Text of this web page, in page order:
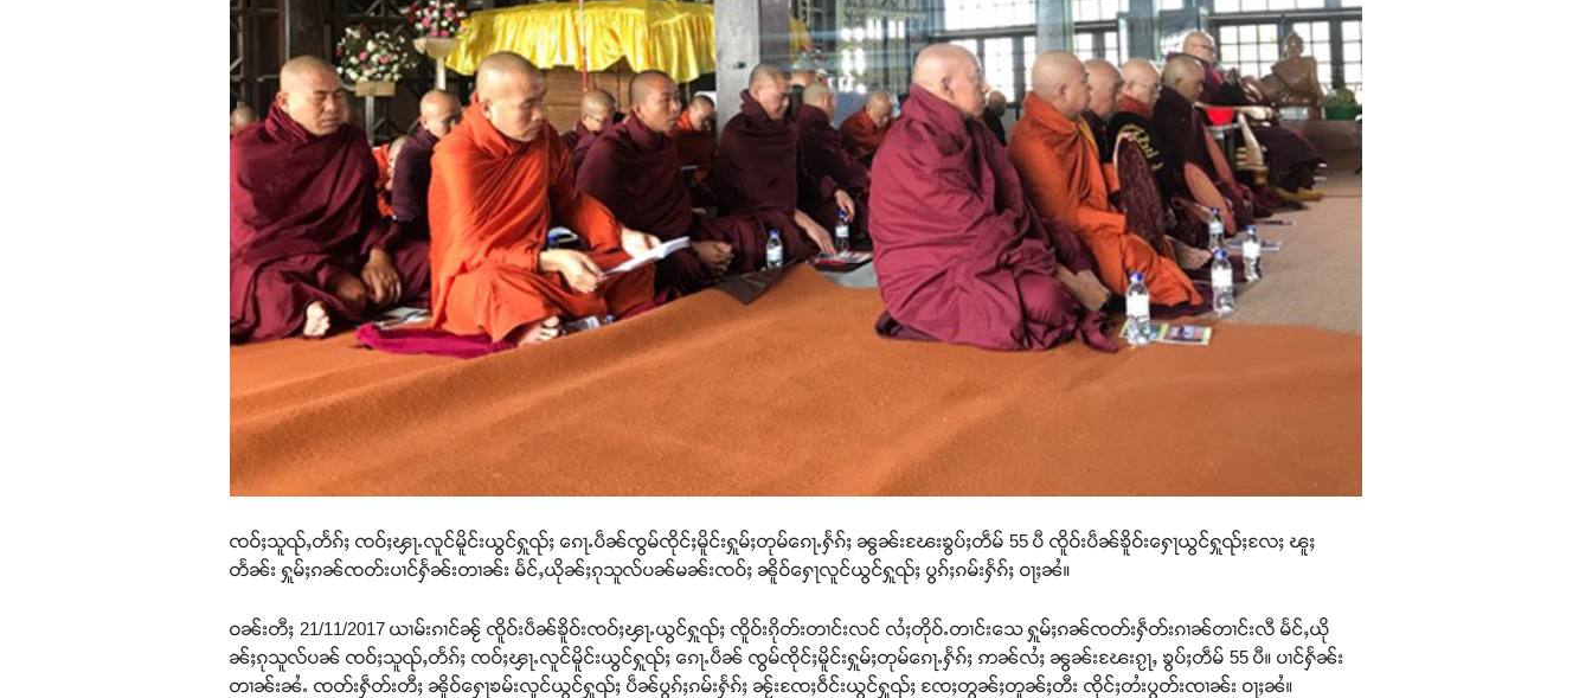
ၸဝ်ႈသူၺ်ႇတႅၵ်ႈ ၸဝ်ႈၾႃႉလူင်မိူင်းယွင်ႁူၺ်ႈ ၵေႃႉပဵၼ်ၸွမ်ၸိုင်ႈမိူင်းႁူမ်ႈတုမ်ၵေႃႉႁႅၵ်ႈ ၼွၼ်းၽႄးၶွပ်ႈတဵမ် 55 ပီ ၸိူဝ်းပဵၼ်ၶိူဝ်းႁေႃယွင်ႁူၺ်ႈလႄႈ ၽူႈ
တႅၼ်း ႁူမ်ႈၵၼ်ၸတ်းပၢင်ႁႅၼ်းတၢၼ်း မႅင်ႇယိုၼ်ႈၵုသူလ်ပၼ်မၼ်းၸဝ်ႈ ၼိူဝ်ႁေႃလူင်ယွင်ႁူၺ်ႈ ပွၵ်ႈၵမ်းႁႅၵ်ႈ ဝႃႈၼႆ။
ဝၼ်းတီႈ 21/11/2017 ယၢမ်းၵၢင်ၼႂ် ၸိူဝ်းပဵၼ်ၶိူဝ်းၸဝ်ႈၾႃႉယွင်ႁူၺ်ႈ ၸိူဝ်းၵိုတ်းတၢင်းလင် လႆႈတိုဝ်ႉတၢင်းသေ ႁူမ်ႈၵၼ်ၸတ်းႁဵတ်းၵၢၼ်တၢင်းလီ မႅင်ႇယို
ၼ်ႈၵုသူလ်ပၼ် ၸဝ်ႈသူၺ်ႇတႅၵ်ႈ ၸဝ်ႈၾႃႉလူင်မိူင်းယွင်ႁူၺ်ႈ ၵေႃႉပဵၼ် ၸွမ်ၸိုင်ႈမိူင်းႁူမ်ႈတုမ်ၵေႃႉႁႅၵ်ႈ ဢၼ်လႆႈ ၼွၼ်းၽႄးၵႂႃႇ ၶွပ်ႈတဵမ် 55 ပီ။ ပၢင်ႁႅၼ်း
တၢၼ်းၼႆႉ ၸတ်းႁဵတ်းတီႈ ၼိူဝ်ႁေႃၶမ်းလူင်ယွင်ႁူၺ်ႈ ပဵၼ်ပွၵ်ႈၵမ်းႁႅၵ်ႈ ၼႂ်းၸႄႈဝဵင်းယွင်ႁူၺ်ႈ ၸႄႈတွၼ်ႈတူၼ်ႈတီး ၸိုင်ႈတႆးပွတ်းၸၢၼ်း ဝႃႈၼႆ။